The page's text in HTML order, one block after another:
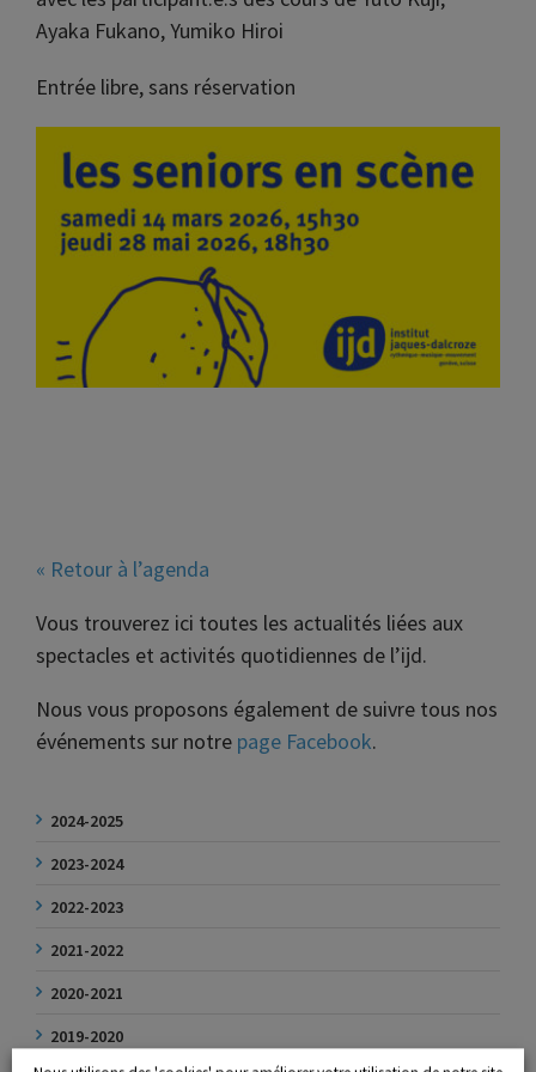
Ayaka Fukano, Yumiko Hiroi
Entrée libre, sans réservation
« Retour à l’agenda
Vous trouverez ici toutes les actualités liées aux
spectacles et activités quotidiennes de l’ijd.
Nous vous proposons également de suivre tous nos
événements sur notre page Facebook.
2024-2025
2023-2024
2022-2023
2021-2022
2020-2021
2019-2020